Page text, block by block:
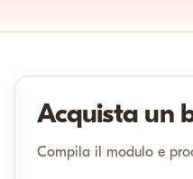
Acquista un
Compila il modulo e